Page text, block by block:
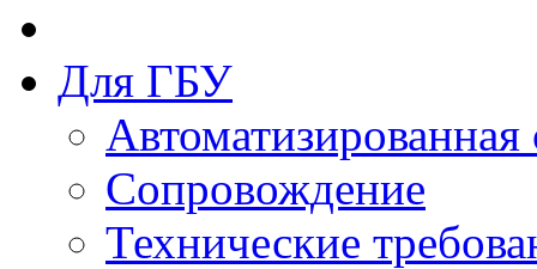
Для ГБУ
Сопровождение
Технические